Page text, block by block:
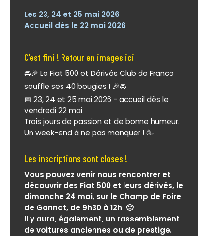
Les 23, 24 et 25 mai 2026
Accueil dès le 22 mai 2026
C’est fini ! Retour en images ici
🚘🎉 Le Fiat 500 et Dérivés Club de France
souffle ses 40 bougies ! 🎉🚘
📅 23, 24 et 25 mai 2026 - accueil dès le
vendredi 22 mai
Trois jours de passion et de bonne humeur.
Un week-end à ne pas manquer ! 🥳
Les inscriptions sont closes !
Vous pouvez venir nous rencontrer et
découvrir des Fiat 500 et leurs dérivés, le
dimanche 24 mai, sur le Champ de Foire
de Gannat, de 9h30 à 12h 🙂
Il y aura, également, un rassemblement
de voitures anciennes ou de prestige.